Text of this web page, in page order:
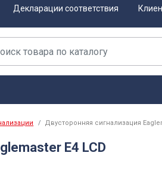
Декларации соответствия
Двусторонняя сигнализация
E4 LCD